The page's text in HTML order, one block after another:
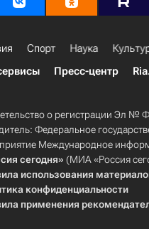
Спорт Наука
Пресс-центр
о регистрации Эл №
Федеральное
Международное
сегодня» (МИА «Россия
использования
конфиденциальности
применения